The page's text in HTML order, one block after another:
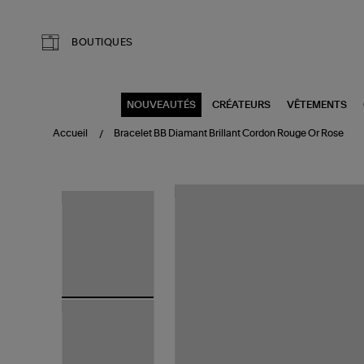
BOUTIQUES
NOUVEAUTÉS CRÉATEURS VÊTEMENTS
Accueil Bracelet BB Diamant Brillant Cordon Rouge Or Rose